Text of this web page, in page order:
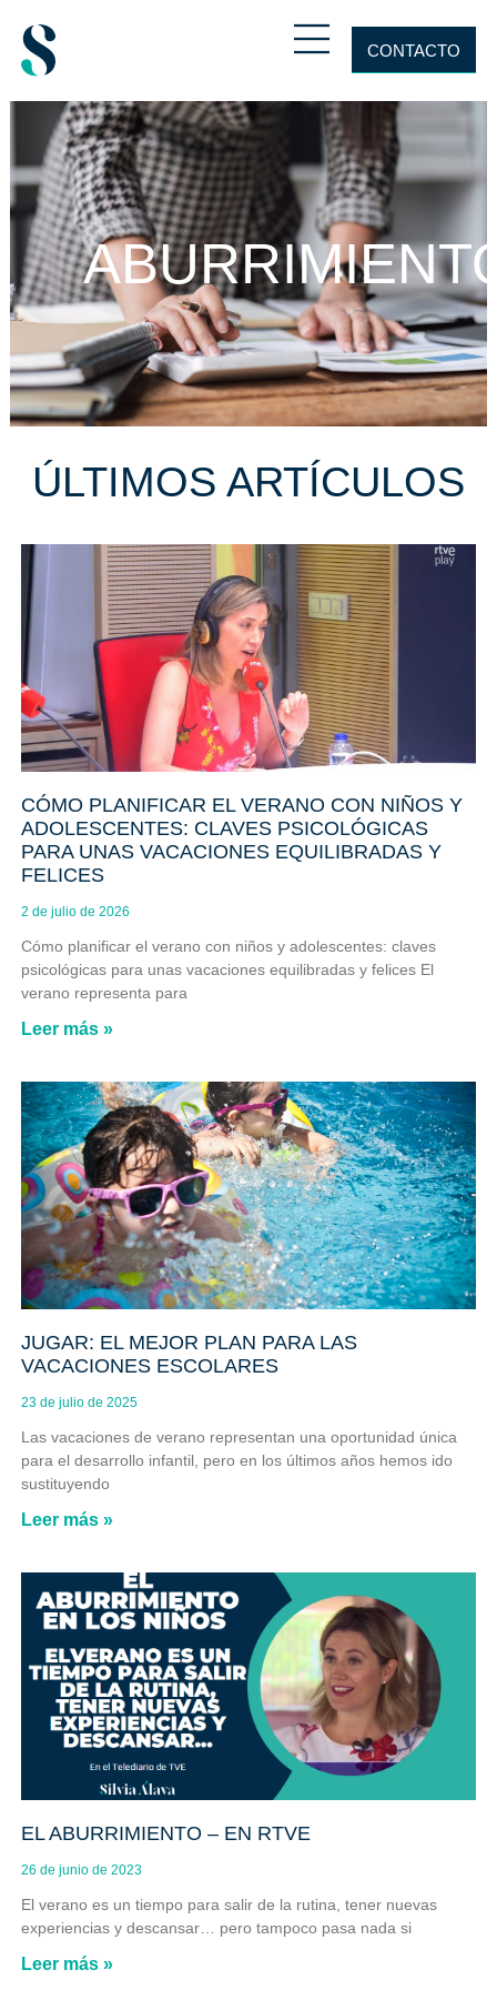
CONTACTO
ÚLTIMOS ARTÍCULOS
CÓMO PLANIFICAR EL VERANO CON NIÑOS Y
ADOLESCENTES: CLAVES PSICOLÓGICAS
PARA UNAS VACACIONES EQUILIBRADAS Y
FELICES
2 de julio de 2026
Cómo planificar el verano con niños y adolescentes: claves
psicológicas para unas vacaciones equilibradas y felices El
verano representa para
Leer más »
JUGAR: EL MEJOR PLAN PARA LAS
VACACIONES ESCOLARES
23 de julio de 2025
Las vacaciones de verano representan una oportunidad única
para el desarrollo infantil, pero en los últimos años hemos ido
sustituyendo
Leer más »
EL ABURRIMIENTO – EN RTVE
26 de junio de 2023
El verano es un tiempo para salir de la rutina, tener nuevas
experiencias y descansar… pero tampoco pasa nada si
Leer más »